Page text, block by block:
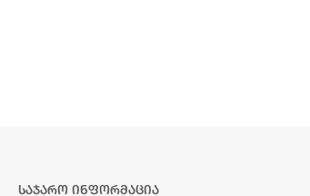
საჯარო ინფორმაცია